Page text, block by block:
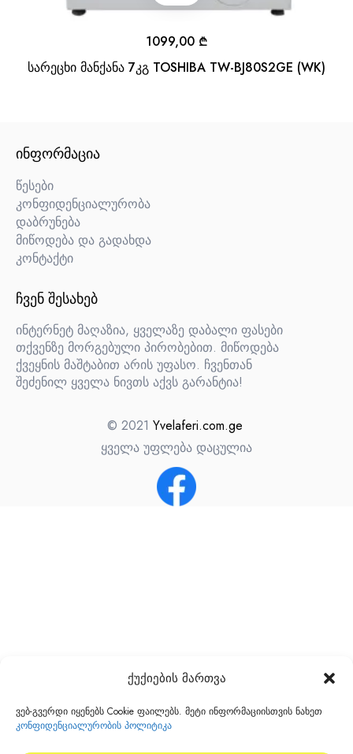
ქუქიების მართვა
ვებ-გვერდი იყენებს Cookie ფაილებს. მეტი ინფორმაციისთვის ნახეთ
კონფიდენციალურობის პოლიტიკა
სარეცხი მანქანა 7კგ TOSHIBA TW-BJ80S2GE (WK)
1099,00 ₾
ᲘᲜᲤᲝᲠᲛᲐᲪᲘᲐ
წესები
კონფიდენციალურობა
დაბრუნება
მიწოდება და გადახდა
კონტაქტი
ᲩᲕᲔᲜ ᲨᲔᲡᲐᲮᲔᲑ
ინტერნეტ მაღაზია, ყველაზე დაბალი ფასები
თქვენზე მორგებული პირობებით. მიწოდება
ქვეყნის მაშტაბით არის უფასო. ჩვენთან
შეძენილ ყველა ნივთს აქვს გარანტია!
© 2021 Yvelaferi.com.ge
ყველა უფლება დაცულია